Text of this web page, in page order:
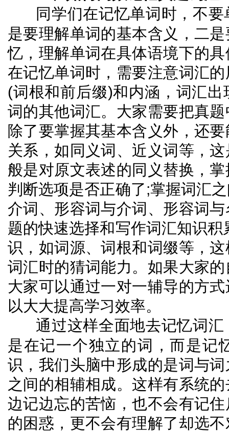
同学们在记忆单词时，不
是要理解单词的基本含义，二
忆，理解单词在具体语境下的
在记忆单词时，需要注意词汇
(词根和前后缀)和内涵，词汇出
词的其他词汇。大家需要把真
除了要掌握其基本含义外，还
关系，如同义词、近义词等，
般是对原文表述的同义替换，
判断选项是否正确了;掌握词汇
介词、形容词与介词、形容词
题的快速选择和写作词汇知识积
识，如词源、词根和词缀等，
词汇时的猜词能力。如果大家
大家可以通过一对一辅导的方
以大大提高学习效率。
通过这样全面地去记忆词
是在记一个独立的词，而是记
识，我们头脑中形成的是词与
之间的相辅相成。这样有系统
边记边忘的苦恼，也不会有记
的困惑，更不会有理解了却选